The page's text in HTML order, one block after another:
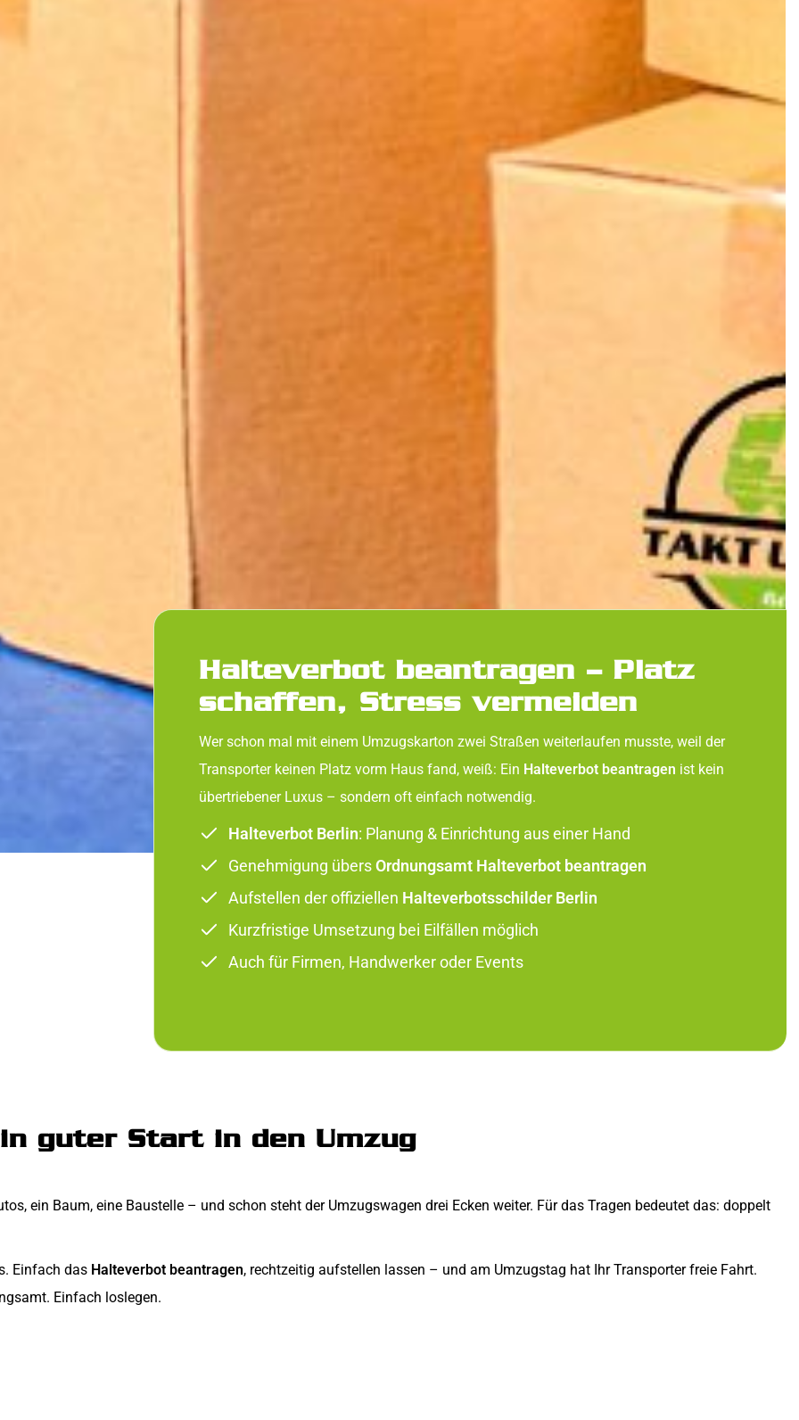
Halteverbot beantragen – Platz
schaffen, Stress vermeiden
Wer schon mal mit einem Umzugskarton zwei Straßen weiterlaufen musste, weil der
Transporter keinen Platz vorm Haus fand, weiß: Ein Halteverbot beantragen ist kein
übertriebener Luxus – sondern oft einfach notwendig.
Halteverbot Berlin: Planung & Einrichtung aus einer Hand
Genehmigung übersOrdnungsamt Halteverbot beantragen
Aufstellen der offiziellen Halteverbotsschilder Berlin
Kurzfristige Umsetzung bei Eilfällen möglich
Auch für Firmen, Handwerker oder Events
guter Start in den Umzug
ein Baum, eine Baustelle – und schon steht der Umzugswagen drei Ecken weiter. Für das Tragen bedeutet das: doppelt
Einfach das Halteverbot beantragen, rechtzeitig aufstellen lassen – und am Umzugstag hat Ihr Transporter freie Fahrt.
Einfach loslegen.